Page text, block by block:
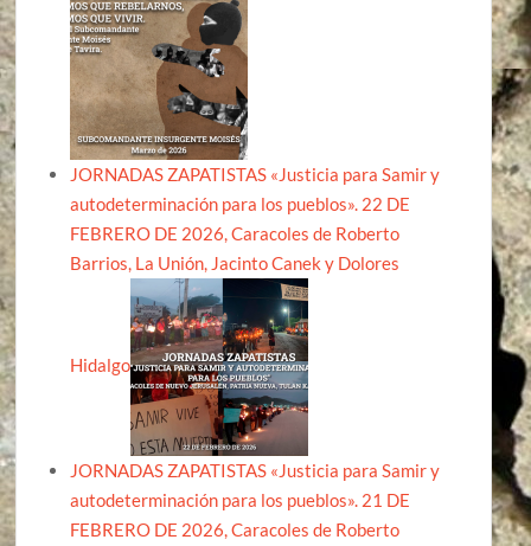
JORNADAS ZAPATISTAS «Justicia para Samir y
autodeterminación para los pueblos». 22 DE
FEBRERO DE 2026, Caracoles de Roberto
Barrios, La Unión, Jacinto Canek y Dolores
Hidalgo
JORNADAS ZAPATISTAS «Justicia para Samir y
autodeterminación para los pueblos». 21 DE
FEBRERO DE 2026, Caracoles de Roberto